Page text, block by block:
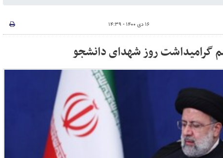
۱۶ دی ۱۴۰۰ - ۱۴:۳۹
گرامیداشت روز شهدای دانشجو